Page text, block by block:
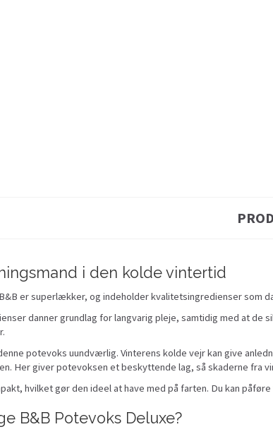
i den kolde vintertid
er superlækker, og indeholder kvalitetsingredienser som
danner grundlag for langvarig pleje, samtidig med at
potevoks uundværlig. Vinterens kolde vejr kan give
Her giver potevoksen et beskyttende lag, så skaderne fra
hvilket gør den ideel at have med på farten. Du kan
B&B Potevoks Deluxe?